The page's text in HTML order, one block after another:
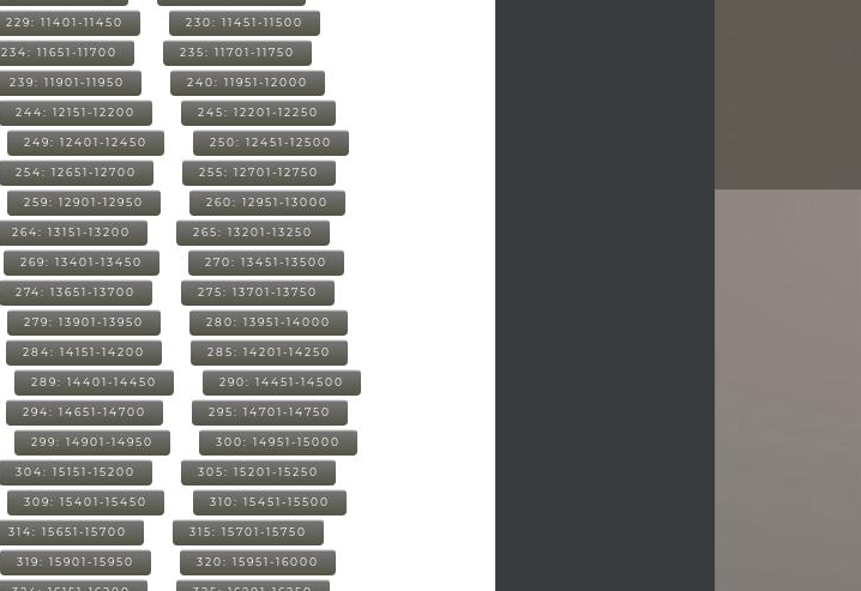
229: 11401-11450 230: 11451-11500
234: 11651-11700 235: 11701-11750
239: 11901-11950 240: 11951-12000
244: 12151-12200 245: 12201-12250
249: 12401-12450 250: 12451-12500
254: 12651-12700 255: 12701-12750
259: 12901-12950 260: 12951-13000
264: 13151-13200 265: 13201-13250
269: 13401-13450 270: 13451-13500
274: 13651-13700 275: 13701-13750
279: 13901-13950 280: 13951-14000
284: 14151-14200 285: 14201-14250
289: 14401-14450 290: 14451-14500
294: 14651-14700 295: 14701-14750
299: 14901-14950 300: 14951-15000
304: 15151-15200 305: 15201-15250
309: 15401-15450 310: 15451-15500
314: 15651-15700 315: 15701-15750
319: 15901-15950 320: 15951-16000